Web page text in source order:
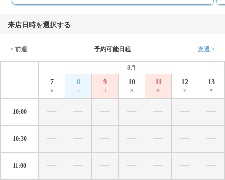
来店日時を選択する
< 前週 予約可能日程 次週 >
8月
7
金
8
土
9
日
10
月
11
祝
12
水
13
木
10:00
10:30
11:00